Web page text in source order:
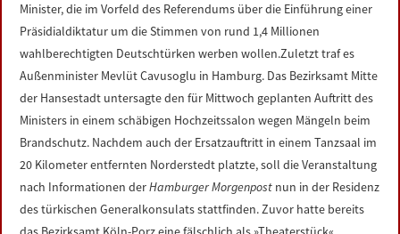
Minister, die im Vorfeld des Referendums über die Einführung einer
Präsidialdiktatur um die Stimmen von rund 1,4 Millionen
wahlberechtigten Deutschtürken werben wollen.Zuletzt traf es
Außenminister Mevlüt Cavusoglu in Hamburg. Das Bezirksamt Mitte
der Hansestadt untersagte den für Mittwoch geplanten Auftritt des
Ministers in einem schäbigen Hochzeitssalon wegen Mängeln beim
Brandschutz. Nachdem auch der Ersatzauftritt in einem Tanzsaal im
20 Kilometer entfernten Norderstedt platzte, soll die Veranstaltung
nach Informationen derHamburger Morgenpost nun in der Residenz
des türkischen Generalkonsulats stattfinden. Zuvor hatte bereits